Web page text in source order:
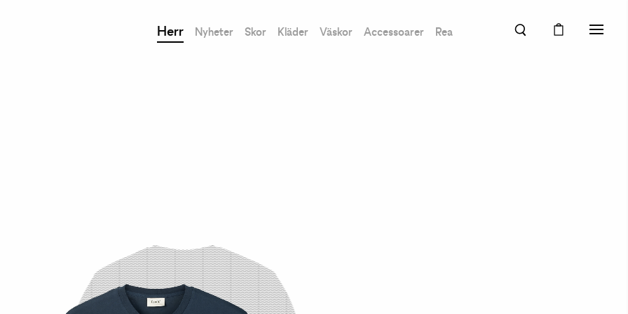
Herr Nyheter Skor Kläder Väskor Accessoarer Rea